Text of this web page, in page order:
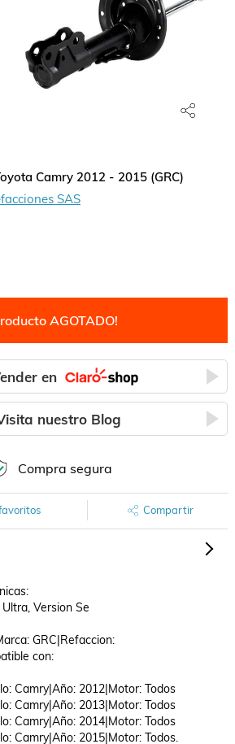
Camry 2012 - 2015 (GRC)
SAS
AGOTADO!
en
nuestro Blog
Compra segura
Compartir
Version Se
GRC|Refaccion:
con:
Camry|Año: 2012|Motor: Todos
Camry|Año: 2013|Motor: Todos
Camry|Año: 2014|Motor: Todos
Camry|Año: 2015|Motor: Todos.